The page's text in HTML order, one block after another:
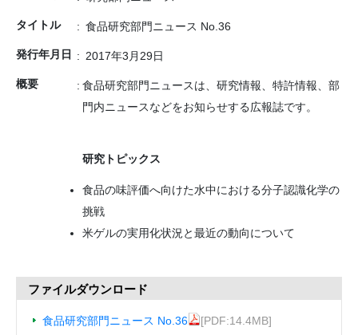
タイトル 食品研究部門ニュース No.36
発行年月日 2017年3月29日
概要
食品研究部門ニュースは、研究情報、特許情報、部
門内ニュースなどをお知らせする広報誌です。
研究トピックス
食品の味評価へ向けた水中における分子認識化学の
挑戦
米ゲルの実用化状況と最近の動向について
ファイルダウンロード
食品研究部門ニュース No.36 [PDF:14.4MB]